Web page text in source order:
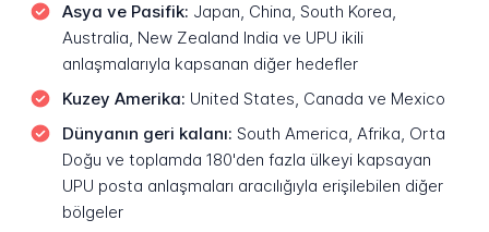
Asya ve Pasifik: Japan, China, South Korea,
Australia, New Zealand India ve UPU ikili
anlaşmalarıyla kapsanan diğer hedefler
Kuzey Amerika: United States, Canada ve Mexico
Dünyanın geri kalanı: South America, Afrika, Orta
Doğu ve toplamda 180'den fazla ülkeyi kapsayan
UPU posta anlaşmaları aracılığıyla erişilebilen diğer
bölgeler